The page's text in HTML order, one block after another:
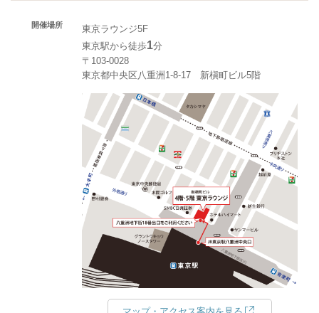
開催場所
東京ラウンジ5F
東京駅から徒歩1分
〒103-0028
東京都中央区八重洲1-8-17 新槇町ビル5階